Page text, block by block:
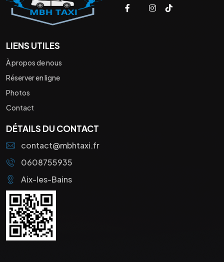
LIENS UTILES
À propos de nous
Réserver en ligne
Photos
Contact
DÉTAILS DU CONTACT
contact@mbhtaxi.fr
0608755935
Aix-les-Bains